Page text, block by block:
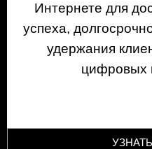
Интернете для
успеха,
удержания
цифровых